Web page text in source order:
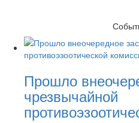
Прошло
чрезвычайной